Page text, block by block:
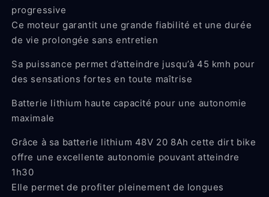
progressive
Ce moteur garantit une grande fiabilité et une durée
de vie prolongée sans entretien
Sa puissance permet d’atteindre jusqu’à 45 kmh pour
des sensations fortes en toute maîtrise
Batterie lithium haute capacité pour une autonomie
maximale
Grâce à sa batterie lithium 48V 20 8Ah cette dirt bike
offre une excellente autonomie pouvant atteindre
1h30
Elle permet de profiter pleinement de longues